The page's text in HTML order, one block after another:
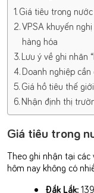
Giá tiêu trong
VPSA khuyến
hàng hóa
Lưu ý về ghi nhãn
Doanh nghiệp
Giá hồ tiêu thế
Nhận định thị
Giá tiêu trong
Theo ghi nhận tại các
hôm nay không có
Đắk Lắk: